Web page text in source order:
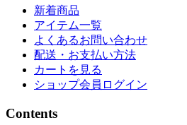
新着商品
アイテム一覧
よくあるお問い合わせ
配送・お支払い方法
カートを見る
ショップ会員ログイン
Contents